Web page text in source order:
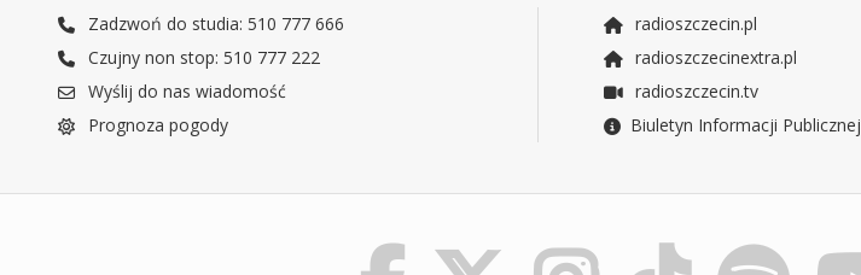
Zadzwoń do studia: 510 777 666
Czujny non stop: 510 777 222
Wyślij do nas wiadomość
Prognoza pogody
radioszczecin.pl
radioszczecinextra.pl
radioszczecin.tv
Biuletyn Informacji Publicznej